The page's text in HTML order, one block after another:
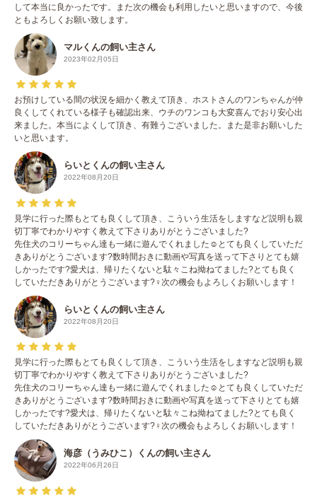
して本当に良かったです。また次の機会も利用したいと思いますので、今後
ともよろしくお願い致します。
マルくんの飼い主さん
2023年02月05日
お預けしている間の状況を細かく教えて頂き、ホストさんのワンちゃんが仲
良くしてくれている様子も確認出来、ウチのワンコも大変喜んでおり安心出
来ました。本当によくして頂き、有難うございました。また是非お願いした
いと思います。
らいとくんの飼い主さん
2022年08月20日
見学に行った際もとても良くして頂き、こういう生活をしますなど説明も親
切丁寧でわかりやすく教えて下さりありがとうございました?
先住犬のコリーちゃん達も一緒に遊んでくれました☺️とても良くしていただ
きありがとうございます?数時間おきに動画や写真を送って下さりとても嬉
しかったです?愛犬は、帰りたくないと駄々こね拗ねてました?とても良く
していただきありがとうございます?‍♀️次の機会もよろしくお願いします！
らいとくんの飼い主さん
2022年08月20日
見学に行った際もとても良くして頂き、こういう生活をしますなど説明も親
切丁寧でわかりやすく教えて下さりありがとうございました?
先住犬のコリーちゃん達も一緒に遊んでくれました☺️とても良くしていただ
きありがとうございます?数時間おきに動画や写真を送って下さりとても嬉
しかったです?愛犬は、帰りたくないと駄々こね拗ねてました?とても良く
していただきありがとうございます?‍♀️次の機会もよろしくお願いします！
海彦（うみひこ）くんの飼い主さん
2022年06月26日